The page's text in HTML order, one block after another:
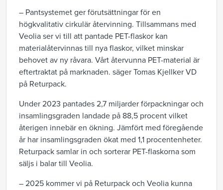
– Pantsystemet ger förutsättningar för en
högkvalitativ cirkulär återvinning. Tillsammans med
Veolia ser vi till att pantade PET-flaskor kan
materialåtervinnas till nya flaskor, vilket minskar
behovet av ny råvara. Vårt återvunna PET-material är
eftertraktat på marknaden. säger Tomas Kjellker VD
på Returpack.
Under 2023 pantades 2,7 miljarder förpackningar och
insamlingsgraden landade på 88,5 procent vilket
återigen innebär en ökning. Jämfört med föregående
år har insamlingsgraden ökat med 1,1 procentenheter.
Returpack samlar in och sorterar PET-flaskorna som
säljs i balar till Veolia.
– 2025 kommer vi på Returpack och Veolia kunna